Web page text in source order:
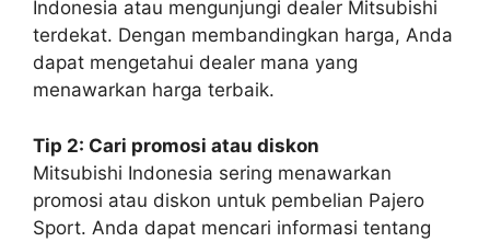
Indonesia atau mengunjungi dealer Mitsubishi
terdekat. Dengan membandingkan harga, Anda
dapat mengetahui dealer mana yang
menawarkan harga terbaik.
Tip 2: Cari promosi atau diskon
Mitsubishi Indonesia sering menawarkan
promosi atau diskon untuk pembelian Pajero
Sport. Anda dapat mencari informasi tentang